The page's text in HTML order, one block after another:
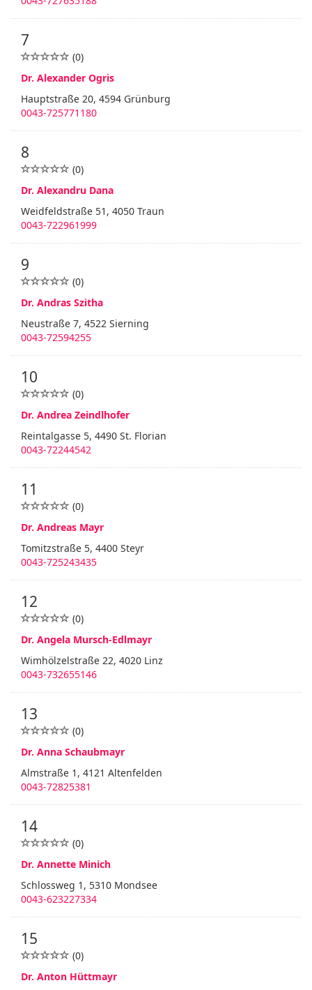
7
(0)
Dr. Alexander Ogris
Hauptstraße 20, 4594 Grünburg
0043-725771180
8
(0)
Dr. Alexandru Dana
Weidfeldstraße 51, 4050 Traun
0043-722961999
9
(0)
Dr. Andras Szitha
Neustraße 7, 4522 Sierning
0043-72594255
10
(0)
Dr. Andrea Zeindlhofer
Reintalgasse 5, 4490 St. Florian
0043-72244542
11
(0)
Dr. Andreas Mayr
Tomitzstraße 5, 4400 Steyr
0043-725243435
12
(0)
Dr. Angela Mursch-Edlmayr
Wimhölzelstraße 22, 4020 Linz
0043-732655146
13
(0)
Dr. Anna Schaubmayr
Almstraße 1, 4121 Altenfelden
0043-72825381
14
(0)
Dr. Annette Minich
Schlossweg 1, 5310 Mondsee
0043-623227334
15
(0)
Dr. Anton Hüttmayr